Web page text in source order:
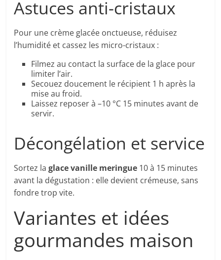
Astuces anti-cristaux
Pour une crème glacée onctueuse, réduisez
l’humidité et cassez les micro-cristaux :
Filmez au contact la surface de la glace pour
limiter l’air.
Secouez doucement le récipient 1 h après la
mise au froid.
Laissez reposer à –10 °C 15 minutes avant de
servir.
Décongélation et service
Sortez laglace vanille meringue 10 à 15 minutes
avant la dégustation : elle devient crémeuse, sans
fondre trop vite.
Variantes et idées
gourmandes maison